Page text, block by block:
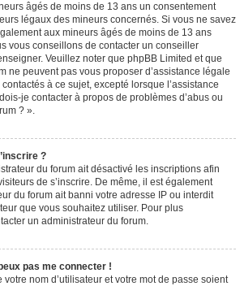
âgés de moins de 13 ans un consentement
légaux des mineurs concernés. Si vous ne savez
aux mineurs âgés de moins de 13 ans
vous conseillons de contacter un conseiller
Veuillez noter que phpBB Limited et que
ne peuvent pas vous proposer d’assistance légale
à ce sujet, excepté lorsque l’assistance
je contacter à propos de problèmes d’abus ou
? ».
?
du forum ait désactivé les inscriptions afin
de s’inscrire. De même, il est également
du forum ait banni votre adresse IP ou interdit
que vous souhaitez utiliser. Pour plus
un administrateur du forum.
pas me connecter !
nom d’utilisateur et votre mot de passe soient